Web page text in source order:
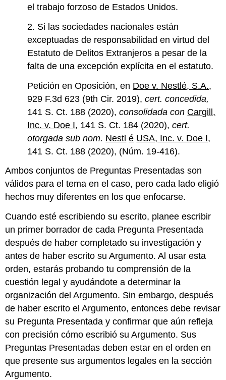
el trabajo forzoso de Estados Unidos.
2. Si las sociedades nacionales están
exceptuadas de responsabilidad en virtud del
Estatuto de Delitos Extranjeros a pesar de la
falta de una excepción explícita en el estatuto.
Petición en Oposición, en Doe v. Nestlé, S.A.,
929 F.3d 623 (9th Cir. 2019),cert. concedida,
141 S. Ct. 188 (2020),consolidada con Cargill,
Inc. v. Doe I, 141 S. Ct. 184 (2020),cert.
otorgada sub nom. Nestl é USA, Inc. v. Doe I,
141 S. Ct. 188 (2020), (Núm. 19-416).
Ambos conjuntos de Preguntas Presentadas son
válidos para el tema en el caso, pero cada lado eligió
hechos muy diferentes en los que enfocarse.
Cuando esté escribiendo su escrito, planee escribir
un primer borrador de cada Pregunta Presentada
después de haber completado su investigación y
antes de haber escrito su Argumento. Al usar esta
orden, estarás probando tu comprensión de la
cuestión legal y ayudándote a determinar la
organización del Argumento. Sin embargo, después
de haber escrito el Argumento, entonces debe revisar
su Pregunta Presentada y confirmar que aún refleja
con precisión cómo escribió su Argumento. Sus
Preguntas Presentadas deben estar en el orden en
que presente sus argumentos legales en la sección
Argumento.